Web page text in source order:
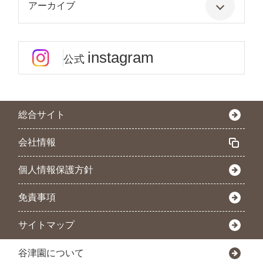
アーカイブ
公式 instagram
総合サイト
会社情報
個人情報保護方針
免責事項
サイトマップ
谷津園について